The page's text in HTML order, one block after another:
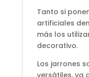
Tanto si
artificiales
más los
decorativo.
Los jarrones